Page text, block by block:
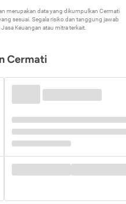
merupakan data yang dikumpulkan Cermati
sesuai. Segala risiko dan tanggung jawab
Keuangan atau mitra terkait.
Cermati